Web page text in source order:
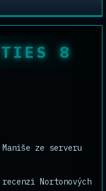
8
ze serveru
Nortonových